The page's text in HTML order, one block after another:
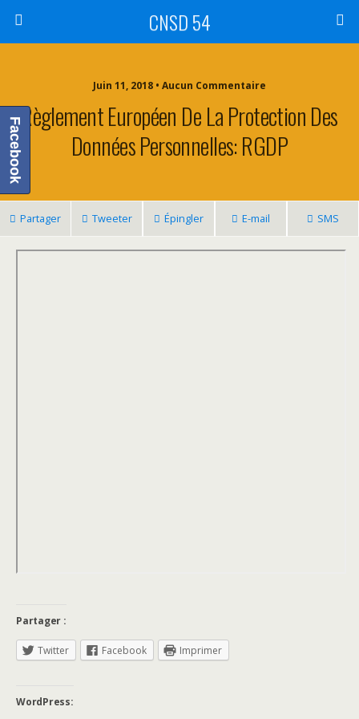
CNSD 54
Juin 11, 2018 • Aucun Commentaire
Règlement Européen De La Protection Des
Données Personnelles: RGDP
Partager Tweeter Épingler E-mail SMS
Partager :
Twitter Facebook Imprimer
WordPress:
Facebook